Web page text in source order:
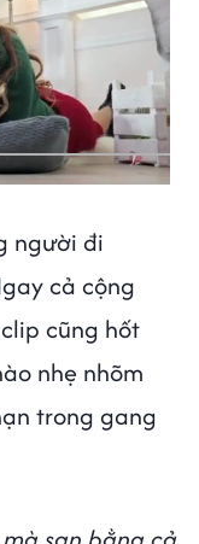
người đi
cả cộng
cũng hốt
nhẹ nhõm
trong gang